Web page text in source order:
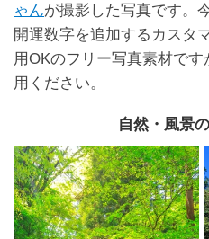
ゃんが撮影した写真です。
開運数字を追加するカスタ
用OKのフリー写真素材です
用ください。
自然・風景